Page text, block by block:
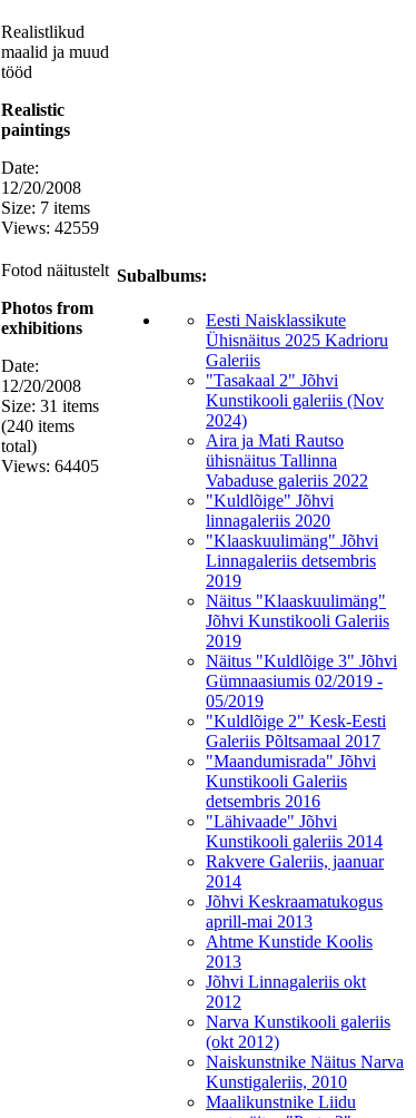
Realistlikud
maalid ja muud
tööd
Realistic
paintings
Date:
12/20/2008
Size: 7 items
Views: 42559
Fotod näitustelt
Photos from
exhibitions
Date:
12/20/2008
Size: 31 items
(240 items
total)
Views: 64405
Subalbums:
Eesti Naisklassikute
Ühisnäitus 2025 Kadrioru
Galeriis
"Tasakaal 2" Jõhvi
Kunstikooli galeriis (Nov
2024)
Aira ja Mati Rautso
ühisnäitus Tallinna
Vabaduse galeriis 2022
"Kuldlõige" Jõhvi
linnagaleriis 2020
"Klaaskuulimäng" Jõhvi
Linnagaleriis detsembris
2019
Näitus "Klaaskuulimäng"
Jõhvi Kunstikooli Galeriis
2019
Näitus "Kuldlõige 3" Jõhvi
Gümnaasiumis 02/2019 -
05/2019
"Kuldlõige 2" Kesk-Eesti
Galeriis Põltsamaal 2017
"Maandumisrada" Jõhvi
Kunstikooli Galeriis
detsembris 2016
"Lähivaade" Jõhvi
Kunstikooli galeriis 2014
Rakvere Galeriis, jaanuar
2014
Jõhvi Keskraamatukogus
aprill-mai 2013
Ahtme Kunstide Koolis
2013
Jõhvi Linnagaleriis okt
2012
Narva Kunstikooli galeriis
(okt 2012)
Naiskunstnike Näitus Narva
Kunstigaleriis, 2010
Maalikunstnike Liidu